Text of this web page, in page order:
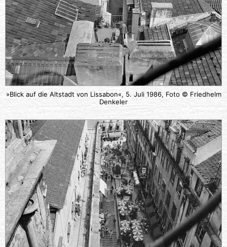
»Blick auf die Altstadt von Lissabon«, 5. Juli 1986, Foto © Friedhelm
Denkeler